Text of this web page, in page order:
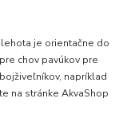
je orientačne do
chov pavúkov pre
napríklad
na stránke AkvaShop